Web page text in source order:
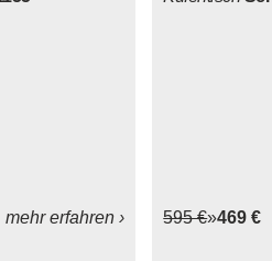
mehr erfahren › 595 € 469 €